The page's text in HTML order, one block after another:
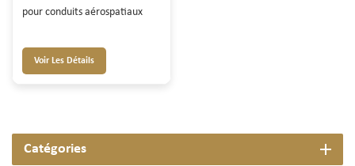
pour conduits aérospatiaux
Voir Les Détails
Catégories